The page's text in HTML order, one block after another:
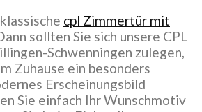
cpl Zimmertür mit
sollten Sie sich unsere CPL
Schwenningen zulegen,
Zuhause ein besonders
Erscheinungsbild
Sie einfach Ihr Wunschmotiv